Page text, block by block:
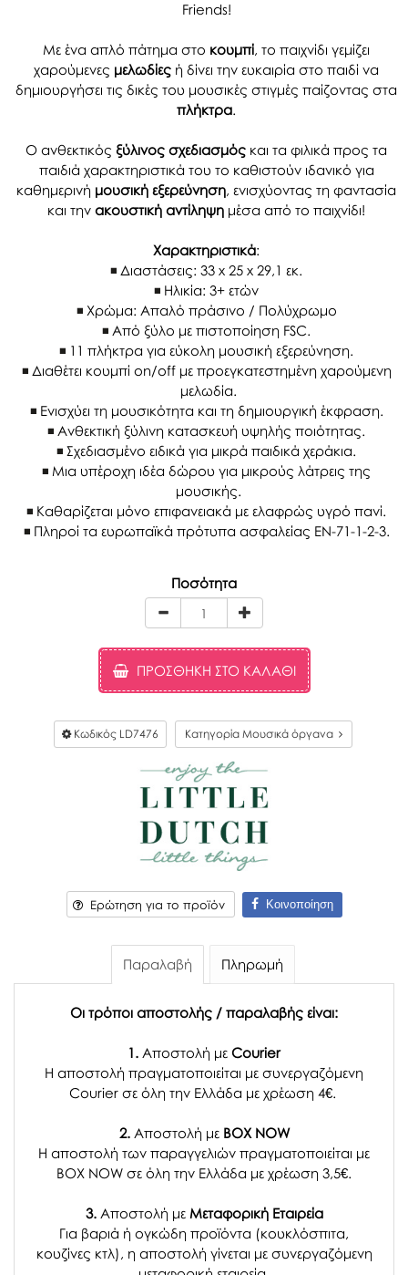
Friends!
Με ένα απλό πάτημα στο κουμπί, το παιχνίδι γεμίζει
χαρούμενες μελωδίες ή δίνει την ευκαιρία στο παιδί να
δημιουργήσει τις δικές του μουσικές στιγμές παίζοντας στα
πλήκτρα.
Ο ανθεκτικός ξύλινος σχεδιασμός και τα φιλικά προς τα
παιδιά χαρακτηριστικά του το καθιστούν ιδανικό για
καθημερινή μουσική εξερεύνηση, ενισχύοντας τη φαντασία
και την ακουστική αντίληψη μέσα από το παιχνίδι!
Χαρακτηριστικά:
Διαστάσεις: 33 x 25 x 29,1 εκ.
Ηλικία: 3+ ετών
Χρώμα: Απαλό πράσινο / Πολύχρωμο
Από ξύλο με πιστοποίηση FSC.
11 πλήκτρα για εύκολη μουσική εξερεύνηση.
Διαθέτει κουμπί on/off με προεγκατεστημένη χαρούμενη
μελωδία.
Ενισχύει τη μουσικότητα και τη δημιουργική έκφραση.
Ανθεκτική ξύλινη κατασκευή υψηλής ποιότητας.
Σχεδιασμένο ειδικά για μικρά παιδικά χεράκια.
Μια υπέροχη ιδέα δώρου για μικρούς λάτρεις της
μουσικής.
Καθαρίζεται μόνο επιφανειακά με ελαφρώς υγρό πανί.
Πληροί τα ευρωπαϊκά πρότυπα ασφαλείας EN-71-1-2-3.
Ποσότητα
ΠΡΟΣΘΉΚΗ ΣΤΟ ΚΑΛΆΘΙ
Κωδικός LD7476 Κατηγορία Μουσικά όργανα
Ερώτηση για το προϊόν Κοινοποίηση
Παραλαβή Πληρωμή
Οι τρόποι αποστολής / παραλαβής είναι:
1. Αποστολή με Courier
Η αποστολή πραγματοποιείται με συνεργαζόμενη
Courier σε όλη την Ελλάδα με χρέωση 4€.
2. Αποστολή μεBOX NOW
Η αποστολή των παραγγελιών πραγματοποιείται με
BOX NOW σε όλη την Ελλάδα με χρέωση 3,5€.
3. Αποστολή μεΜεταφορική Εταιρεία
Για βαριά ή ογκώδη προϊόντα (κουκλόσπιτα,
κουζίνες κτλ), η αποστολή γίνεται με συνεργαζόμενη